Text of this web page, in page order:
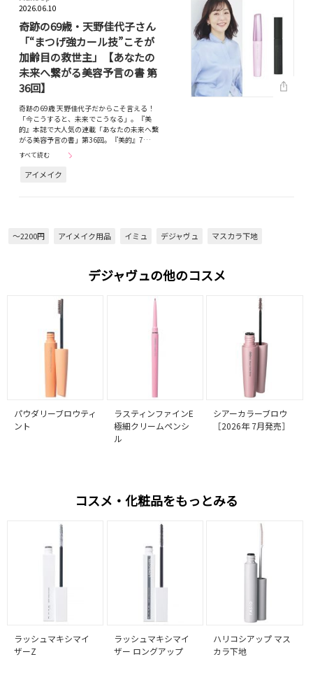
2026.06.10
奇跡の69歳・天野佳代子さん
「“まつげ強カール技”こそが
加齢目の救世主」【あなたの
未来へ繋がる美容予言の書 第
36回】
奇跡の69歳 天野佳代子だからこそ言える！
「今こうすると、未来でこうなる」。『美
的』本誌で大人気の連載「あなたの未来へ繋
がる美容予言の書」第36回。『美的』7…
すべて読む
アイメイク
～2200円 アイメイク用品 イミュ デジャヴュ マスカラ下地
デジャヴュの他のコスメ
パウダリーブロウティ
ント
ラスティンファインE
極細クリームペンシ
ル
シアーカラーブロウ
［2026年 7月発売］
コスメ・化粧品をもっとみる
ラッシュマキシマイ
ザーZ
ラッシュマキシマイ
ザー ロングアップ
ハリコシアップ マス
カラ下地